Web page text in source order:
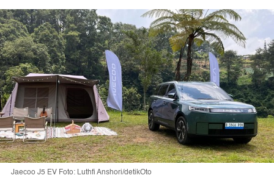
Jaecoo J5 EV Foto: Luthfi Anshori/detikOto